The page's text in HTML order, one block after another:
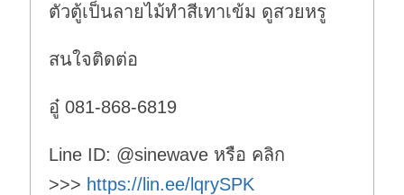
ตัวตู้เป็นลายไม้ทำสีเทาเข้ม ดูสวยหรู
สนใจติดต่อ
อู๋ 081-868-6819
Line ID: @sinewave หรือ คลิก
>>> https://lin.ee/lqrySPK